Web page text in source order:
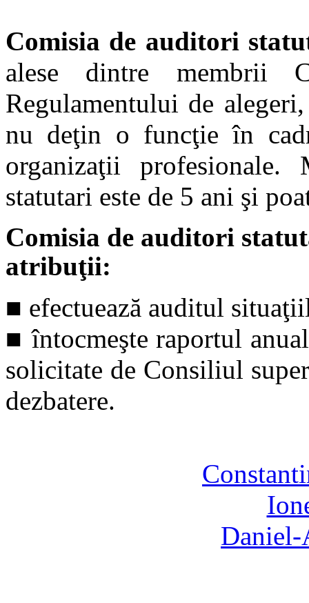
Comisia de auditori
alese dintre membrii
Regulamentului de
nu deţin o funcţie în
organizaţii
statutari este de 5 ani şi
Comisia de auditori
atribuţii:
■ efectuează auditul
■întocmeşte raportul
solicitate de Consiliul
dezbatere.
Daniel-